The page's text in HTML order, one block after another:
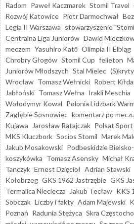
Radom Paweł Kaczmarek Stomil Travel
Rozwój Katowice Piotr Darmochwał
Legia II Warszawa stowarzyszenie
Centralna Liga Juniorów Dawid
meczem Yasuhiro Katō Olimpia II Elbląg
Chrobry Głogów Stomil Cup felieton
Juniorów Młodszych Stal Mielec
Wrocław Tomasz Wełnicki Robert
Jabłoński Tomasz Wełna Irakli Meschia
Wołodymyr Kowal Polonia Lidzbark
Zagłębie Sosnowiec komentarz po meczu
Kujawa
Jarosław Ratajczak Polsat Sport
MKS Kluczbork Socios Stomil Marek
Jakub Mosakowski Podbeskidzie Bielsko-
koszykówka Tomasz Asensky Michał
Tanczyk Ernest Dzięcioł Adrian Stawski
Kołobrzeg GKS 1962 Jastrzębie GKS
Termalica Nieciecza
Jakub Tecław KKS
Sobczak Liczby i fakty Adam Majewski
Poznań Radunia Stężyca Skra